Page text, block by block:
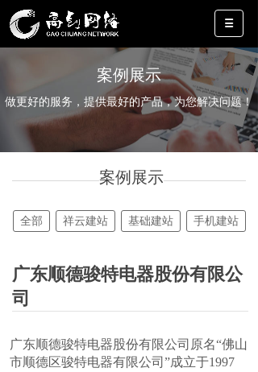
案例展示
做更好的服务，提供最好的产品，为您解决问题！
案例展示
全部 祥云建站 基础建站 手机建站
广东顺德骏特电器股份有限公
司
广东顺德骏特电器股份有限公司原名“佛山
市顺德区骏特电器有限公司”成立于1997